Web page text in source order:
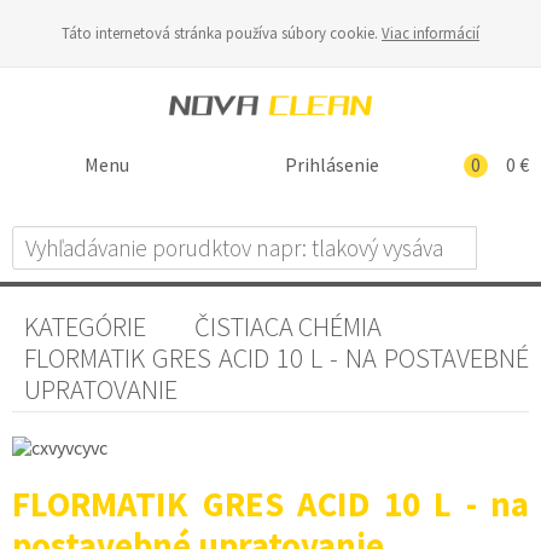
Táto internetová stránka používa súbory cookie. Viac informácií
0 0 €
Prihlásenie
Menu
KATEGÓRIE
ČISTIACA CHÉMIA
FLORMATIK GRES ACID 10 L - NA POSTAVEBNÉ
UPRATOVANIE
FLORMATIK GRES ACID 10 L - na